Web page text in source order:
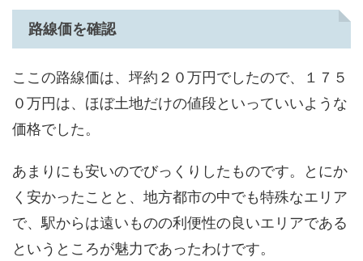
路線価を確認
ここの路線価は、坪約２０万円でしたので、１７５
０万円は、ほぼ土地だけの値段といっていいような
価格でした。
あまりにも安いのでびっくりしたものです。とにか
く安かったことと、地方都市の中でも特殊なエリア
で、駅からは遠いものの利便性の良いエリアである
というところが魅力であったわけです。